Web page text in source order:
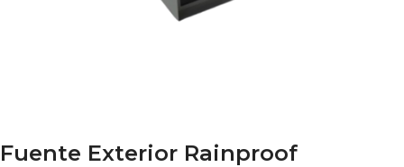
Fuente Exterior Rainproof